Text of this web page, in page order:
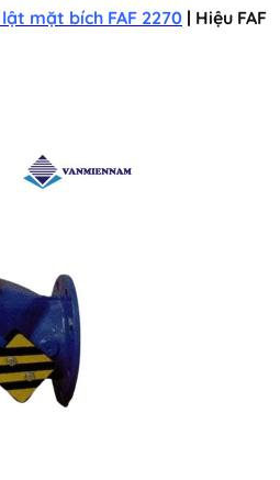
mặt bích FAF 2270 | Hiệu FAF